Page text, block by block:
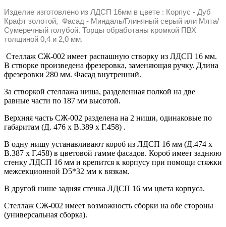
Изделие изготовлено из ЛДСП 16мм в цвете : Корпус - Дуб
Крафт золотой, Фасад - Миндаль/Глиняный серый или Мята/
Сумеречный голубой. Торцы обработаны кромкой ПВХ
толщиной 0,4 и 2,0 мм.
Стеллаж СЖ-002 имеет распашную створку из ЛДСП 16 мм.
В створке произведена фрезеровка, заменяющая ручку. Длина
фрезеровки 280 мм. Фасад внутренний.
За створкой стеллажа ниша, разделенная полкой на две
равные части по 187 мм высотой.
Верхняя часть СЖ-002 разделена на 2 ниши, одинаковые по
габаритам (Д. 476 х В.389 х Г.458) .
В одну нишу устанавливают короб из ЛДСП 16 мм (Д.474 х
В.387 х Г.458) в цветовой гамме фасадов. Короб имеет заднюю
стенку ЛДСП 16 мм и крепится к корпусу при помощи стяжки
межсекционной D5*32 мм к вязкам.
В другой нише задняя стенка ЛДСП 16 мм цвета корпуса.
Стеллаж СЖ-002 имеет возможность сборки на обе стороны
(универсальная сборка).